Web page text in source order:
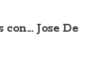
Jose De